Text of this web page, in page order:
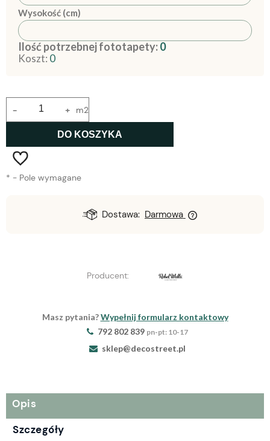
Wysokość (cm)
Ilość potrzebnej fototapety:0
Koszt: 0
+
- m2
DO KOSZYKA
* - Pole wymagane
Dostawa: Darmowa
Producent:
Masz pytania?Wypełnij formularz kontaktowy
792 802 839 pn-pt: 10-17
sklep@decostreet.pl
Opis
Szczegóły